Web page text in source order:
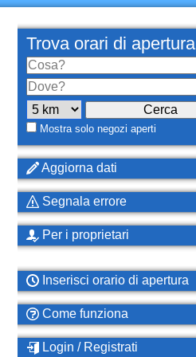
Trova orari di apertura
Mostra solo negozi aperti
Aggiorna dati
Segnala errore
Per i proprietari
Inserisci orario di apertura
Come funziona
Login / Registrati